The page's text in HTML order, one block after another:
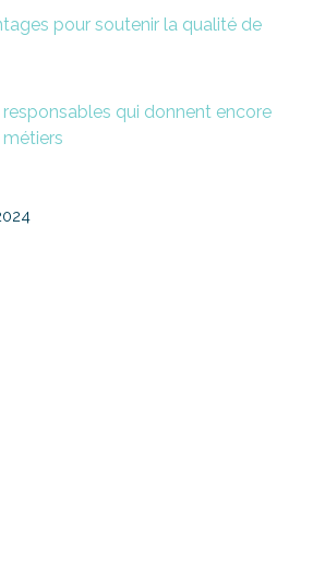
pour soutenir la qualité de
qui donnent encore